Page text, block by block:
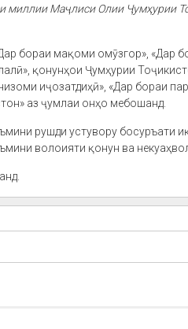
миллии Маҷлиси Олии Ҷумҳурии
бораи мақоми омӯзгор», «Дар
қонунҳои Ҷумҳурии
иҷозатдиҳӣ», «Дар бораи
аз ҷумлаи онҳо мебошанд.
рушди устувору босуръати
волоияти қонун ва